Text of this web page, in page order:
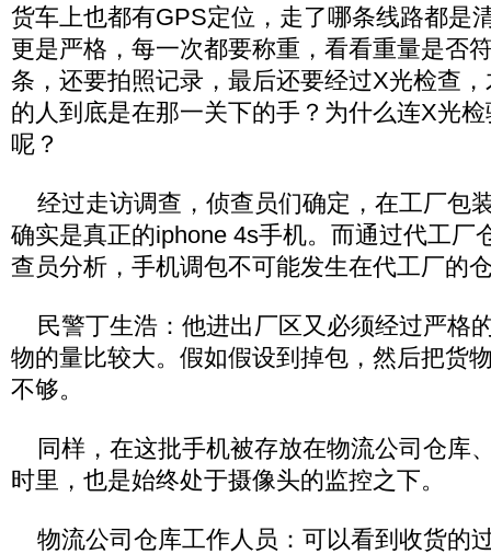
货车上也都有GPS定位，走了哪条线路都是
更是严格，每一次都要称重，看看重量是否
条，还要拍照记录，最后还要经过X光检查
的人到底是在那一关下的手？为什么连X光
呢？
经过走访调查，侦查员们确定，在工厂包
确实是真正的iphone 4s手机。而通过代工厂
查员分析，手机调包不可能发生在代工厂的
民警丁生浩：他进出厂区又必须经过严格
物的量比较大。假如假设到掉包，然后把货
不够。
同样，在这批手机被存放在物流公司仓库
时里，也是始终处于摄像头的监控之下。
物流公司仓库工作人员：可以看到收货的